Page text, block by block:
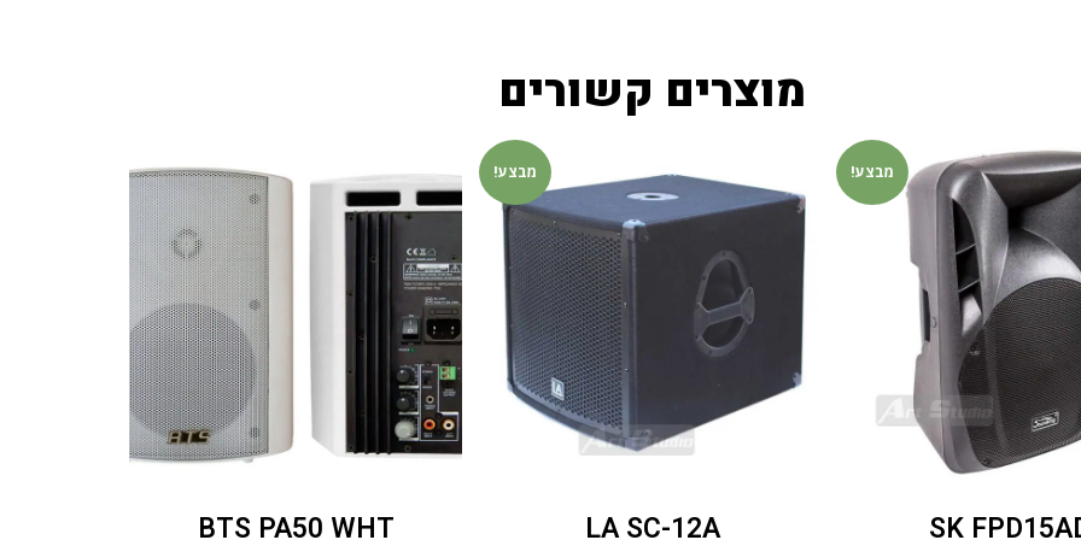
מוצרים קשורים
מבצע!
SK
מבצע!
LA SC-12A
BTS PA50 WHT